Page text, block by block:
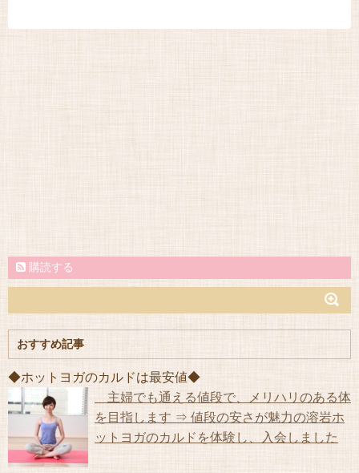
購読する
おすすめ記事
◆ホットヨガのカルドは最安値◆
主婦でも通える値段で、メリハリのある体
を目指します ⇒ 値段の安さが魅力の溶岩ホ
ットヨガのカルドを体験し、入会しました